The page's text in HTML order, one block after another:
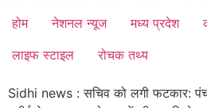
होम नेशनल न्यूज मध्य प्रदेश
लाइफ स्टाइल
रोचक तथ्य
Sidhi news : सचिव को लगी फटकार: